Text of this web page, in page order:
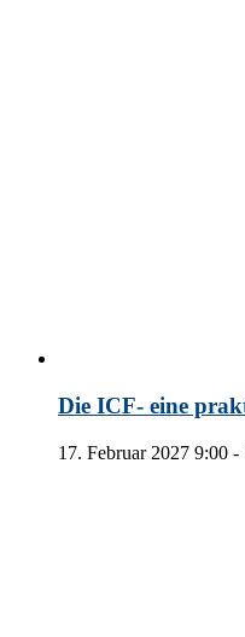
Die ICF- eine
17. Februar 2027 9:00 -